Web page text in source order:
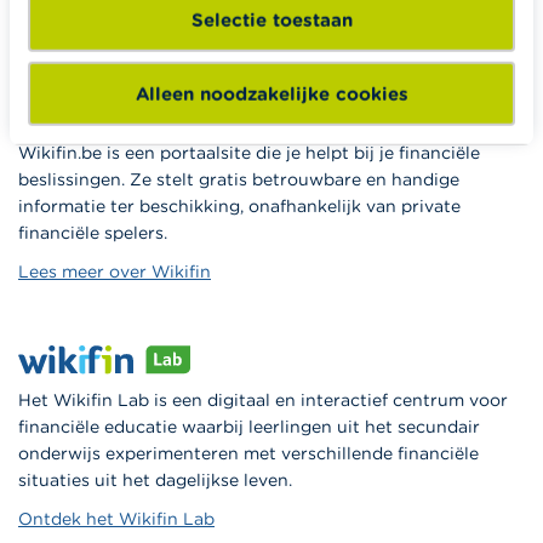
Selectie toestaan
Alleen noodzakelijke cookies
Wikifin.be is een portaalsite die je helpt bij je financiële
beslissingen. Ze stelt gratis betrouwbare en handige
informatie ter beschikking, onafhankelijk van private
financiële spelers.
Lees meer over Wikifin
Het Wikifin Lab is een digitaal en interactief centrum voor
financiële educatie waarbij leerlingen uit het secundair
onderwijs experimenteren met verschillende financiële
situaties uit het dagelijkse leven.
Ontdek het Wikifin Lab